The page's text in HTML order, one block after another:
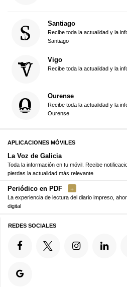
Santiago
Recibe toda la actualidad y la
Santiago
Vigo
Recibe toda la actualidad y la
Ourense
Recibe toda la actualidad y la
Ourense
APLICACIONES MÓVILES
La Voz de Galicia
Toda la información en tu móvil. Recibe
pierdas la actualidad más relevante
Periódico en PDF
La experiencia de lectura del diario impreso,
digital
REDES SOCIALES